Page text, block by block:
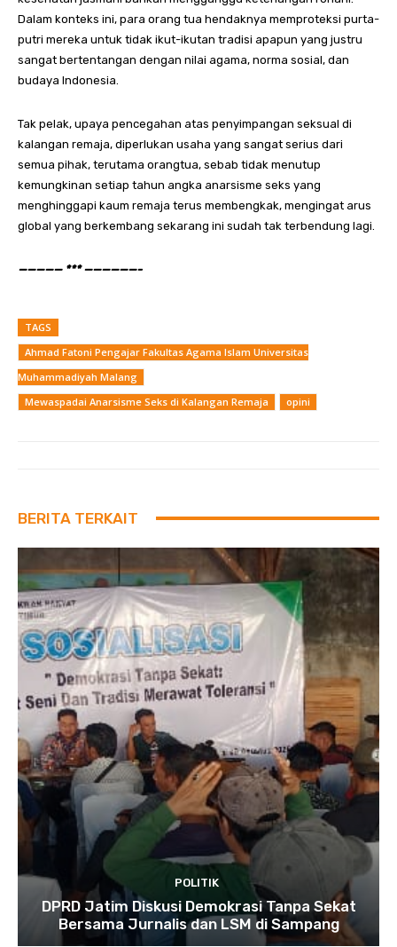
Dalam konteks ini, para orang tua hendaknya memproteksi purta-
putri mereka untuk tidak ikut-ikutan tradisi apapun yang justru
sangat bertentangan dengan nilai agama, norma sosial, dan
budaya Indonesia.
Tak pelak, upaya pencegahan atas penyimpangan seksual di
kalangan remaja, diperlukan usaha yang sangat serius dari
semua pihak, terutama orangtua, sebab tidak menutup
kemungkinan setiap tahun angka anarsisme seks yang
menghinggapi kaum remaja terus membengkak, mengingat arus
global yang berkembang sekarang ini sudah tak terbendung lagi.
————— *** ——————-
TAGS
Ahmad Fatoni Pengajar Fakultas Agama Islam Universitas
Muhammadiyah Malang
Mewaspadai Anarsisme Seks di Kalangan Remaja
opini
BERITA TERKAIT
POLITIK
DPRD Jatim Diskusi Demokrasi Tanpa Sekat
Bersama Jurnalis dan LSM di Sampang